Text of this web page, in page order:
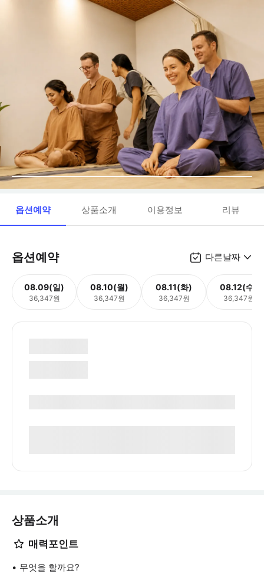
옵션예약 상품소개 이용정보 리뷰
옵션예약 다른날짜
08.09(일)
36,347원
08.10(월)
36,347원
08.11(화)
36,347원
08.12(수)
36,347원
상품소개
매력포인트
무엇을 할까요?